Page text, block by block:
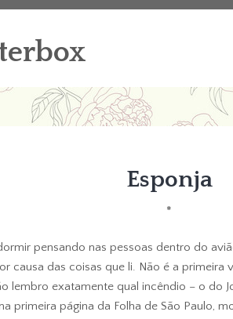
Esponja
*
pensando nas pessoas dentro do
causa das coisas que li. Não é a primeira
lembro exatamente qual incêndio – o do
primeira página da Folha de São Paulo,